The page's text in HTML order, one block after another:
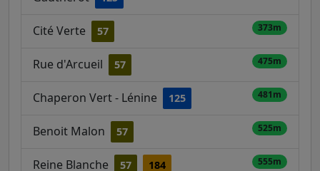
Cité Verte 57 373m
Rue d'Arcueil 57 475m
Chaperon Vert - Lénine 125 481m
Benoit Malon 57 525m
Reine Blanche 57 184 555m